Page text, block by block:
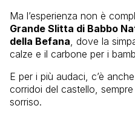
Ma l’esperienza non è
Grande Slitta di Babbo
della Befana , dove la
calze e il carbone per i
E per i più audaci, c’è
corridoi del castello,
sorriso.